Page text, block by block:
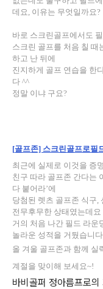
데요 이유는 무엇일까요?
바로 스크린골프에서도
스크린 골프를 처음 칠 때
하고 난 뒤에
진지하게 골프 연습을 한
다 ^^
정말 이냐 구요?
[골프존] 스크린골프로필
최근에 실제로 이것을 증
친구 따라 골프존 간다는
다 붙어라’에
당첨된 렛츠 골프존 식구,
전무후무한 상태였는데요
거의 처음 나간 필드 라운
놀라운 성적을 거뒀습니
올 겨울 골프존과 함께 실
계절을 맞이해 보세요~!
바비골퍼 정아름프로